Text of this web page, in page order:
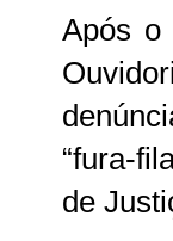
Após o
“fura-
de